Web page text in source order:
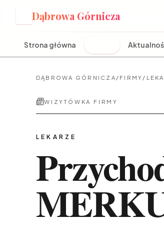
Dąbrowa Górnicza
Strona główna
DĄBROWA GÓRNICZA / FIRMY /
WIZYTÓWKA FIRMY
LEKARZE